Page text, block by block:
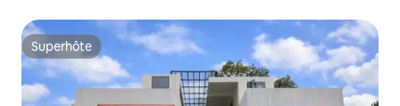
Superhôte
Superhôte